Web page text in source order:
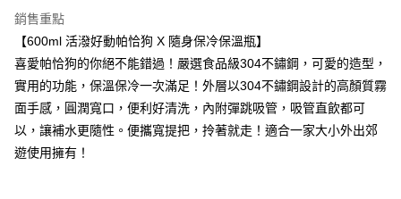
【關於「AFTEE先享後付」】
AFTEE先享後付是「在收到商品之後才付款」的支付方式。 讓您購物簡單
便利好安心！
１．簡單：不需註冊會員、不需綁卡、不需儲值。
２．便利：只要手機號碼，簡訊認證，即可結帳。
３．安心：先確認商品／服務後，再付款。
即享券
運送方式
全家取貨付款
銷售重點
【600ml 活潑好動帕恰狗 X 隨身保冷保溫瓶】
喜愛帕恰狗的你絕不能錯過！嚴選食品級304不鏽鋼，可愛的造型，
實用的功能，保溫保冷一次滿足！外層以304不鏽鋼設計的高顏質霧
面手感，圓潤寬口，便利好清洗，內附彈跳吸管，吸管直飲都可
以，讓補水更隨性。便攜寬提把，拎著就走！適合一家大小外出郊
遊使用擁有！